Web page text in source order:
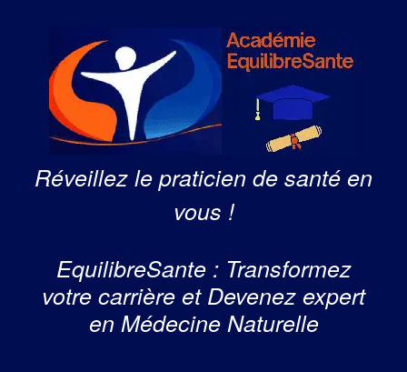
Réveillez le praticien de santé en
vous !
EquilibreSante : Transformez
votre carrière et Devenez expert
en Médecine Naturelle